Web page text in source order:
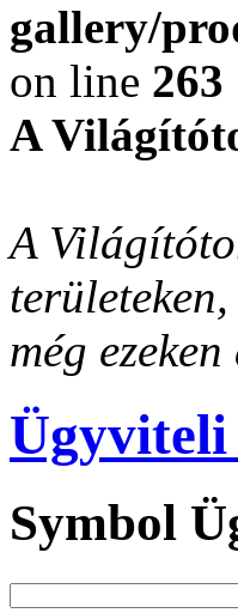
gallery/
on line 263
A
A
még
Symbol